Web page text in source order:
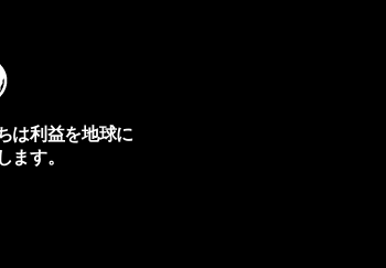
は利益を地球に
ます。